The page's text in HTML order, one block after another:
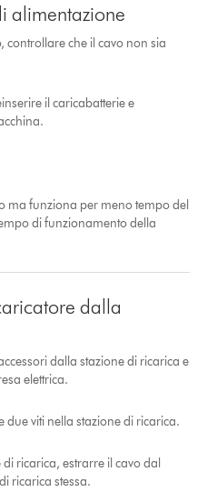
alimentazione
controllare che il cavo non sia
il caricabatterie e
ma funziona per meno tempo del
di funzionamento della
dalla
dalla stazione di ricarica e
elettrica.
due viti nella stazione di ricarica.
ricarica, estrarre il cavo dal
ricarica stessa.